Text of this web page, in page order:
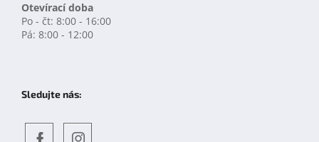
Otevírací doba
Po - čt: 8:00 - 16:00
Pá: 8:00 - 12:00
Sledujte nás: